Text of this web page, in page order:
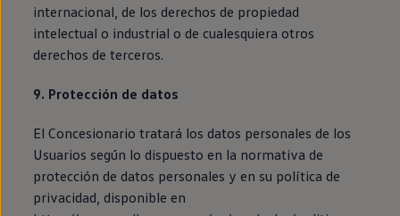
internacional, de los derechos de propiedad
intelectual o industrial o de cualesquiera otros
derechos de terceros.
9. Protección de datos
El Concesionario tratará los datos personales de los
Usuarios según lo dispuesto en la normativa de
protección de datos personales y en su política de
privacidad, disponible en